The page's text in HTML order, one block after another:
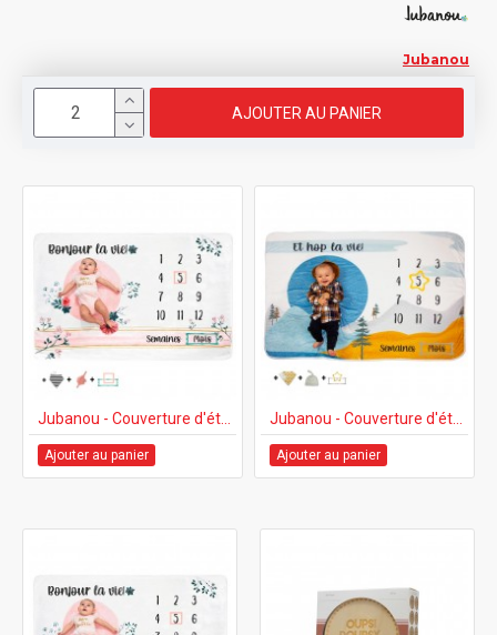
Jubanou
AJOUTER AU PANIER
Ajouter au panier Ajouter au panier